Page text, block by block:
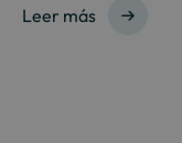
Leer más